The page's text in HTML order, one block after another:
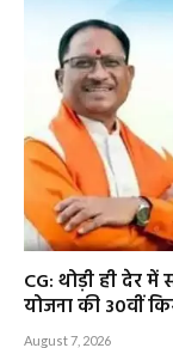
CG: थोड़ी ही देर
योजना की 30वीं
August 7, 2026